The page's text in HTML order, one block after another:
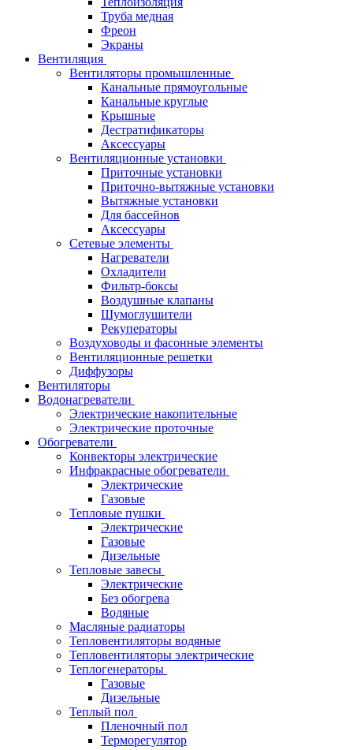
Труба медная
Фреон
Экраны
Вентиляция
Вентиляторы промышленные
Канальные прямоугольные
Канальные круглые
Крышные
Дестратификаторы
Аксессуары
Вентиляционные установки
Приточные установки
Приточно-вытяжные установки
Вытяжные установки
Для бассейнов
Аксессуары
Сетевые элементы
Нагреватели
Охладители
Фильтр-боксы
Воздушные клапаны
Шумоглушители
Рекуператоры
Воздуховоды и фасонные элементы
Вентиляционные решетки
Диффузоры
Вентиляторы
Водонагреватели
Электрические накопительные
Электрические проточные
Обогреватели
Конвекторы электрические
Инфракрасные обогреватели
Электрические
Газовые
Тепловые пушки
Электрические
Газовые
Дизельные
Тепловые завесы
Электрические
Без обогрева
Водяные
Масляные радиаторы
Тепловентиляторы водяные
Тепловентиляторы электрические
Теплогенераторы
Газовые
Дизельные
Теплый пол
Пленочный пол
Терморегулятор